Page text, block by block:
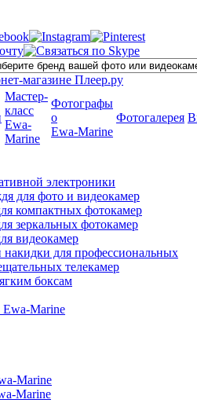
Мастер-
класс
Ewa-
Marine
Фотографы
о
Ewa-Marine
Фотогалерея
электроники
для фото и видеокамер
компактных фотокамер
зеркальных фотокамер
видеокамер
для профессиональных
телекамер
боксам
Ewa-Marine
Marine
Marine